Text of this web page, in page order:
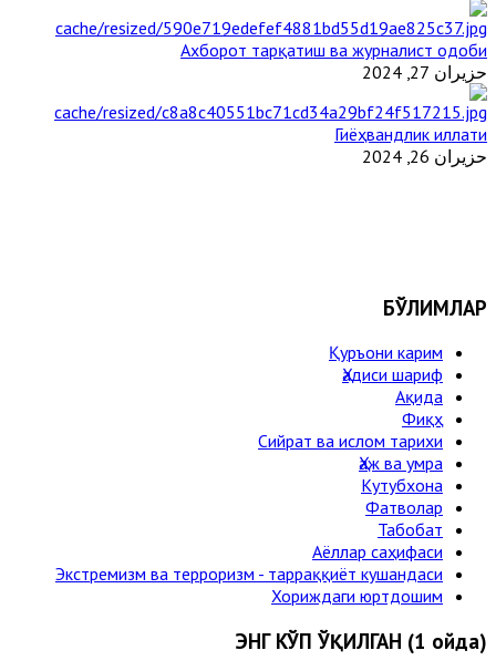
Ахборот тарқатиш ва журналист одоби
حزيران 27, 2024
Гиёҳвандлик иллати
حزيران 26, 2024
БЎЛИМЛАР
Қуръони карим
Ҳадиси шариф
Ақида
Фиқҳ
Сийрат ва ислом тарихи
Ҳаж ва умра
Кутубхона
Фатволар
Табобат
Аёллар саҳифаси
Экстремизм ва терроризм - тарраққиёт кушандаси
Хориждаги юртдошим
ЭНГ КЎП ЎҚИЛГАН (1 ойда)